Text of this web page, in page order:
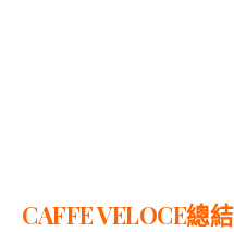
CAFFE VELOCE總結